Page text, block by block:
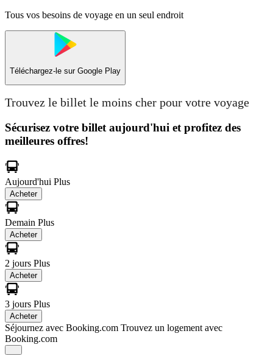
Tous vos besoins de voyage en un seul endroit
Téléchargez-le sur Google Play
Trouvez le billet le moins cher pour votre voyage
Sécurisez votre billet aujourd'hui et profitez des
meilleures offres!
Aujourd'hui Plus
Acheter
Demain Plus
Acheter
2 jours Plus
Acheter
3 jours Plus
Acheter
Séjournez avec Booking.com Trouvez un logement avec
Booking.com